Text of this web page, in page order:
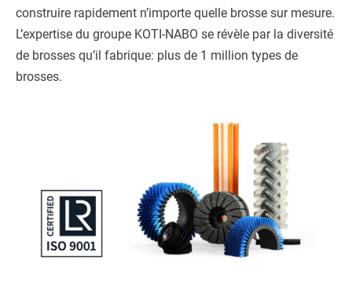
construire rapidement n’importe quelle brosse sur mesure.
L’expertise du groupe KOTI-NABO se révèle par la diversité
de brosses qu’il fabrique: plus de 1 million types de
brosses.